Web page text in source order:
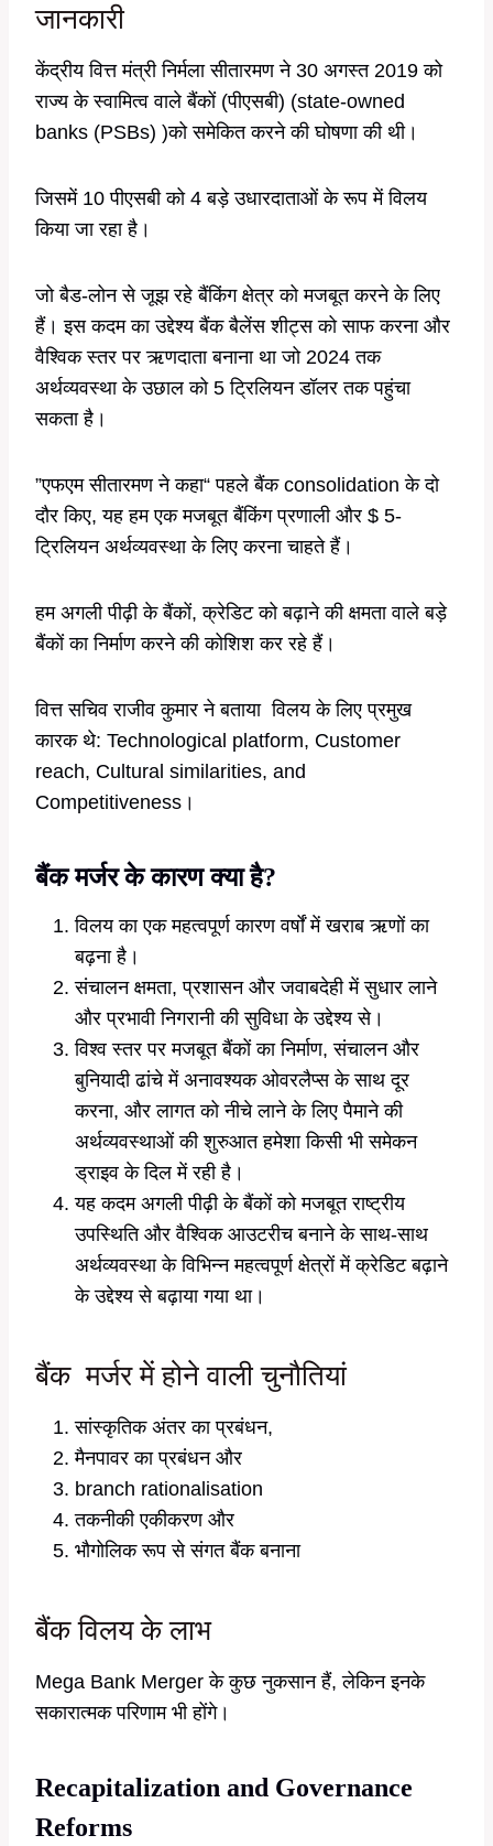
जानकारी
केंद्रीय वित्त मंत्री निर्मला सीतारमण ने 30 अगस्त 2019 को
राज्य के स्वामित्व वाले बैंकों (पीएसबी) (state-owned
banks (PSBs) )को समेकित करने की घोषणा की थी।
जिसमें 10 पीएसबी को 4 बड़े उधारदाताओं के रूप में विलय
किया जा रहा है।
जो बैड-लोन से जूझ रहे बैंकिंग क्षेत्र को मजबूत करने के लिए
हैं। इस कदम का उद्देश्य बैंक बैलेंस शीट्स को साफ करना और
वैश्विक स्तर पर ऋणदाता बनाना था जो 2024 तक
अर्थव्यवस्था के उछाल को 5 ट्रिलियन डॉलर तक पहुंचा
सकता है।
”एफएम सीतारमण ने कहा“ पहले बैंक consolidation के दो
दौर किए, यह हम एक मजबूत बैंकिंग प्रणाली और $ 5-
ट्रिलियन अर्थव्यवस्था के लिए करना चाहते हैं।
हम अगली पीढ़ी के बैंकों, क्रेडिट को बढ़ाने की क्षमता वाले बड़े
बैंकों का निर्माण करने की कोशिश कर रहे हैं।
वित्त सचिव राजीव कुमार ने बताया विलय के लिए प्रमुख
कारक थे: Technological platform, Customer
reach, Cultural similarities, and
Competitiveness।
बैंक मर्जर के कारण क्या है?
विलय का एक महत्वपूर्ण कारण वर्षों में खराब ऋणों का
बढ़ना है।
संचालन क्षमता, प्रशासन और जवाबदेही में सुधार लाने
और प्रभावी निगरानी की सुविधा के उद्देश्य से।
विश्व स्तर पर मजबूत बैंकों का निर्माण, संचालन और
बुनियादी ढांचे में अनावश्यक ओवरलैप्स के साथ दूर
करना, और लागत को नीचे लाने के लिए पैमाने की
अर्थव्यवस्थाओं की शुरुआत हमेशा किसी भी समेकन
ड्राइव के दिल में रही है।
यह कदम अगली पीढ़ी के बैंकों को मजबूत राष्ट्रीय
उपस्थिति और वैश्विक आउटरीच बनाने के साथ-साथ
अर्थव्यवस्था के विभिन्न महत्वपूर्ण क्षेत्रों में क्रेडिट बढ़ाने
के उद्देश्य से बढ़ाया गया था।
बैंक मर्जर में होने वाली चुनौतियां
सांस्कृतिक अंतर का प्रबंधन,
मैनपावर का प्रबंधन और
branch rationalisation
तकनीकी एकीकरण और
भौगोलिक रूप से संगत बैंक बनाना
बैंक विलय के लाभ
Mega Bank Merger के कुछ नुकसान हैं, लेकिन इनके
सकारात्मक परिणाम भी होंगे।
Recapitalization and Governance
Reforms